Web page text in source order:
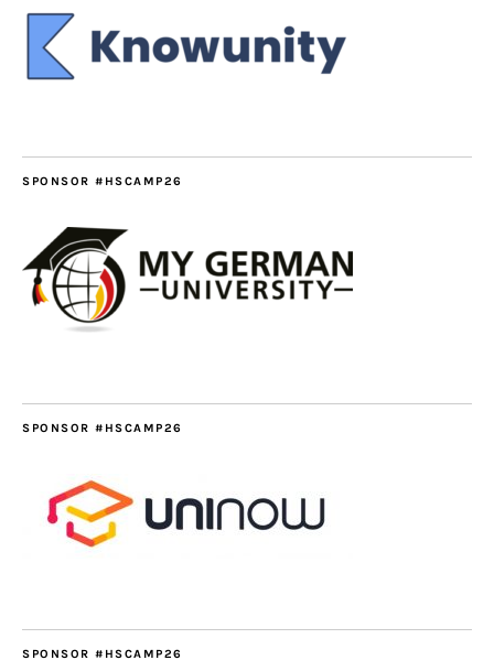
SPONSOR #HSCAMP26
SPONSOR #HSCAMP26
SPONSOR #HSCAMP26